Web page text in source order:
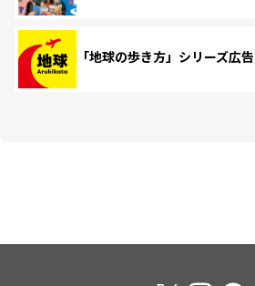
「地球の歩き方」シリーズ広